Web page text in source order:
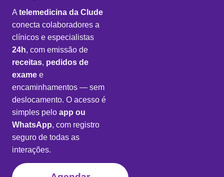
A telemedicina da Clude
conecta colaboradores a
clínicos e especialistas
24h, com emissão de
receitas, pedidos de
exame e
encaminhamentos — sem
deslocamento. O acesso é
simples pelo app ou
WhatsApp, com registro
seguro de todas as
interações.